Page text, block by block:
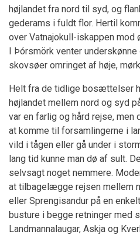
højlandet fra nord til syd, og
gederams i fuldt flor. Hertil
over Vatnajokull-iskappen
I Þórsmörk venter
skovsøer omringet af høje,
Helt fra de tidlige bosættelser
højlandet mellem nord og syd
var en farlig og hård rejse, men
at komme til forsamlingerne i
vild i tågen eller gå under i
lang tid kunne man dø af sult.
selvsagt noget nemmere.
at tilbagelægge rejsen mellem
eller Sprengisandur på en
busture i begge retninger med
Landmannalaugar, Askja og